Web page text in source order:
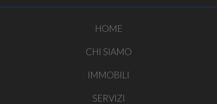
HOME
CHI SIAMO
IMMOBILI
SERVIZI